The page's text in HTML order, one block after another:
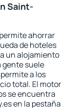
Saint-
ahorrar
de hoteles
un alojamiento
gente suele
a los
total. El motor
se encuentra
en la pestaña